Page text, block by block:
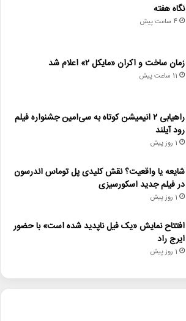
نگاه هفته
4 ساعت پیش
زمان ساخت و اکران «مایکل ۲» اعلام شد
11 ساعت پیش
راهیابی ۲ انیمیشن کوتاه به سی‌امین جشنواره فیلم
رود آیلند
1 روز پیش
شایعه یا واقعیت؟ نقش کلیدی پل توماس اندرسون
در فیلم جدید اسکورسیزی
1 روز پیش
افتتاح نمایش «یک فیل ناپدید شده است» با حضور
ایرج راد
1 روز پیش